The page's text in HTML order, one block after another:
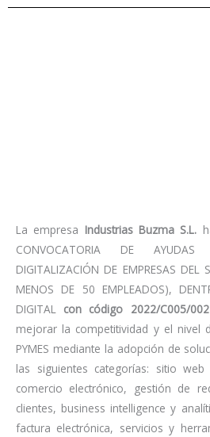
La empresa Industrias Buzma S.L.
CONVOCATORIA DE
DIGITALIZACIÓN DE EMPRESAS DEL
MENOS DE 50 EMPLEADOS),
DIGITAL con código 2022/C005/
mejorar la competitividad y el nivel
PYMES mediante la adopción de
las siguientes categorías: sitio
comercio electrónico, gestión de
clientes, business intelligence y
factura electrónica, servicios y